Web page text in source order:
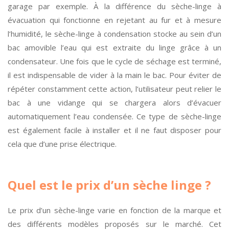
garage par exemple. À la différence du sèche-linge à
évacuation qui fonctionne en rejetant au fur et à mesure
l’humidité, le sèche-linge à condensation stocke au sein d’un
bac amovible l’eau qui est extraite du linge grâce à un
condensateur. Une fois que le cycle de séchage est terminé,
il est indispensable de vider à la main le bac. Pour éviter de
répéter constamment cette action, l’utilisateur peut relier le
bac à une vidange qui se chargera alors d’évacuer
automatiquement l’eau condensée. Ce type de sèche-linge
est également facile à installer et il ne faut disposer pour
cela que d’une prise électrique.
Quel est le prix d’un sèche linge ?
Le prix d’un sèche-linge varie en fonction de la marque et
des différents modèles proposés sur le marché. Cet